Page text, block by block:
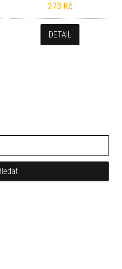
273 Kč
DETAIL